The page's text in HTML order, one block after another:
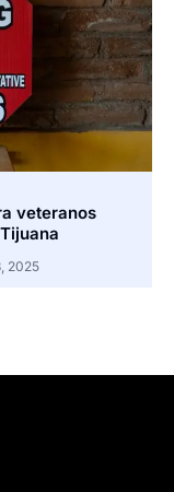
veteranos
2025